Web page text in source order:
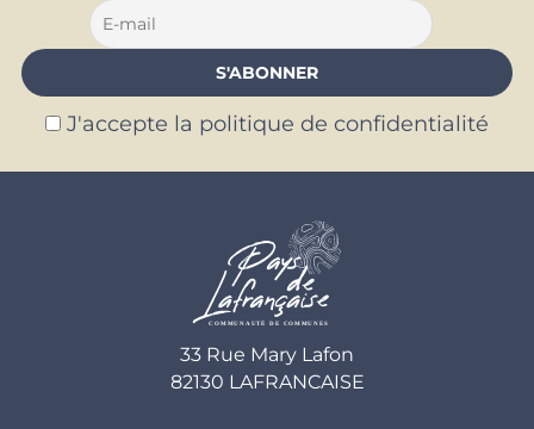
J'accepte la politique de confidentialité
33 Rue Mary Lafon
82130 LAFRANCAISE